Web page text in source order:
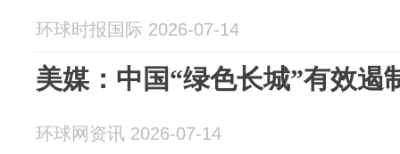
环球时报国际 2026-07-14
美媒：中国“绿色长城”有效遏
环球网资讯 2026-07-14